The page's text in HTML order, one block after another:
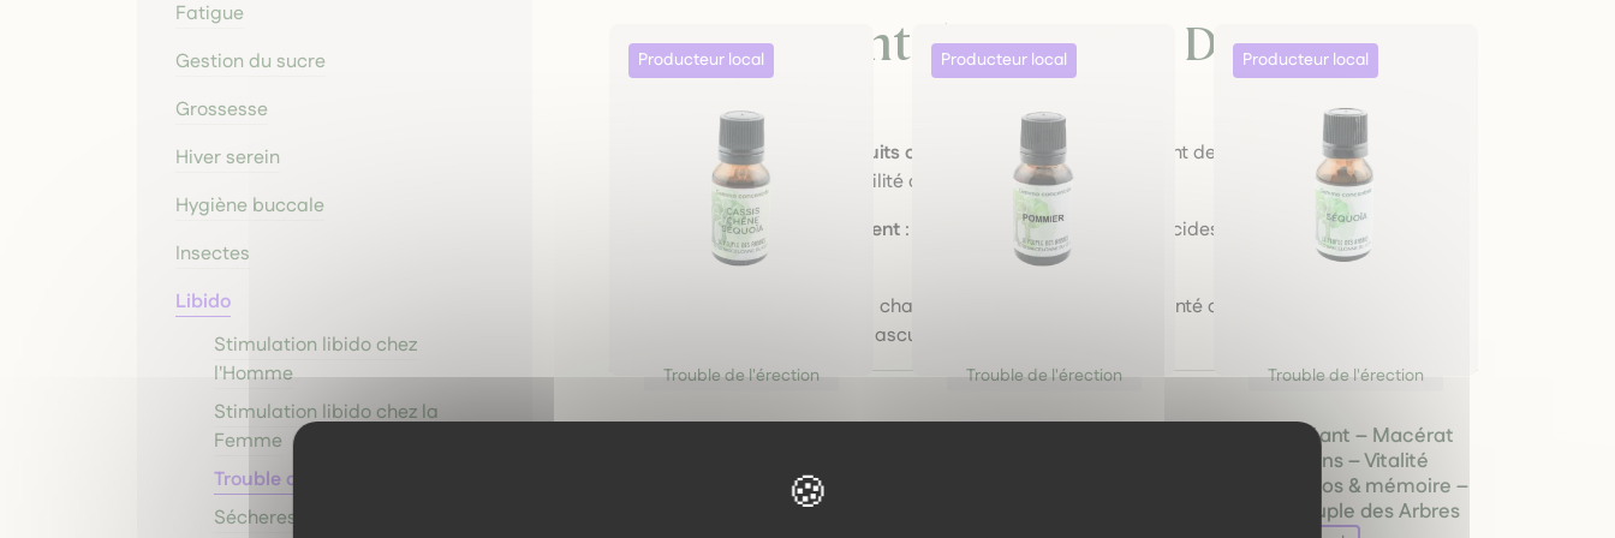
L’engagement deM’Aimer Dans Les
Orties
Production locale et circuits courts
: nos plantes proviennent de partenaires engagés, pour
une qualité et une traçabilité assurées.
Respect de l’environnement : cultures durables, sans pesticides, pour préserver la
biodiversité.
: chaque formule reflète notre volonté d’une approche naturelle,
respectueuse du corps masculin.
Trouble de l'érection
Chêne & Séquoia – Bio – Le
Trouble de l'érection Trouble de l'érection
Séquoia géant – Macérat
de bourgeons – Vitalité
masculine, os & mémoire –
Bio – Le Peuple des Arbres
Fatigue
Gestion du sucre
Grossesse
Hiver serein
Hygiène buccale
Insectes
Libido
Stimulation libido chez
l'Homme
Stimulation libido chez la
Femme
Trouble de l'érection
Sécheresse vaginale